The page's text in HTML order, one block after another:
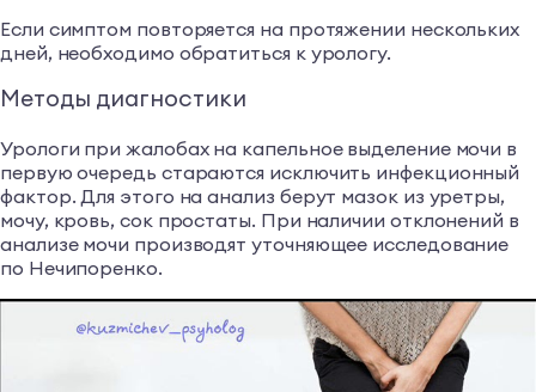
Если симптом повторяется на протяжении нескольких
дней, необходимо обратиться к урологу.
Методы диагностики
Урологи при жалобах на капельное выделение мочи в
первую очередь стараются исключить инфекционный
фактор. Для этого на анализ берут мазок из уретры,
мочу, кровь, сок простаты. При наличии отклонений в
анализе мочи производят уточняющее исследование
по Нечипоренко.